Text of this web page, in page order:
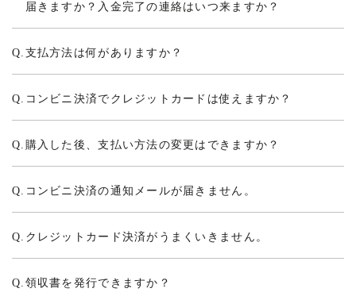
届きますか？入金完了の連絡はいつ来ますか？
Q. 支払方法は何がありますか？
Q. コンビニ決済でクレジットカードは使えますか？
Q. 購入した後、支払い方法の変更はできますか？
Q. コンビニ決済の通知メールが届きません。
Q. クレジットカード決済がうまくいきません。
Q. 領収書を発行できますか？